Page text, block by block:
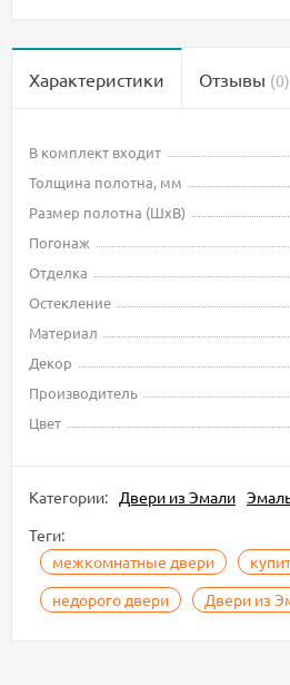
Характеристики Отзывы (0)
В комплект входит
Толщина полотна, мм
Размер полотна (ШxВ)
Погонаж
Отделка
Остекление
Материал
Декор
Производитель
Цвет
Категории: Двери из Эмали
Теги:
межкомнатные двери
недорого двери
Двери из